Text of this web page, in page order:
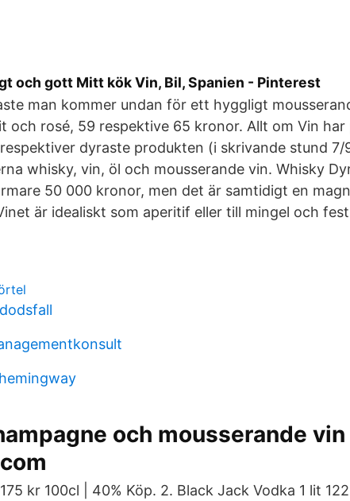
och gott Mitt kök Vin, Bil, Spanien - Pinterest
man kommer undan för ett hyggligt
och rosé, 59 respektive 65 kronor. Allt om Vin
dyraste produkten (i skrivande stund 7/
whisky, vin, öl och mousserande vin. Whisky
50 000 kronor, men det är samtidigt en
är idealiskt som aperitif eller till mingel och
och mousserande
kr 100cl | 40% Köp. 2. Black Jack Vodka 1 lit